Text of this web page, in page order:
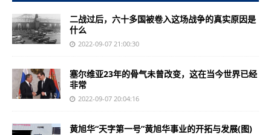
二战过后，六十多国被卷入这场战争的真实原因是
什么
2022-09-07 21:00:30
塞尔维亚23年的骨气未曾改变，这在当今世界已经
非常
2022-09-07 20:04:16
黄旭华“天字第一号”黄旭华事业的开拓与发展(图)